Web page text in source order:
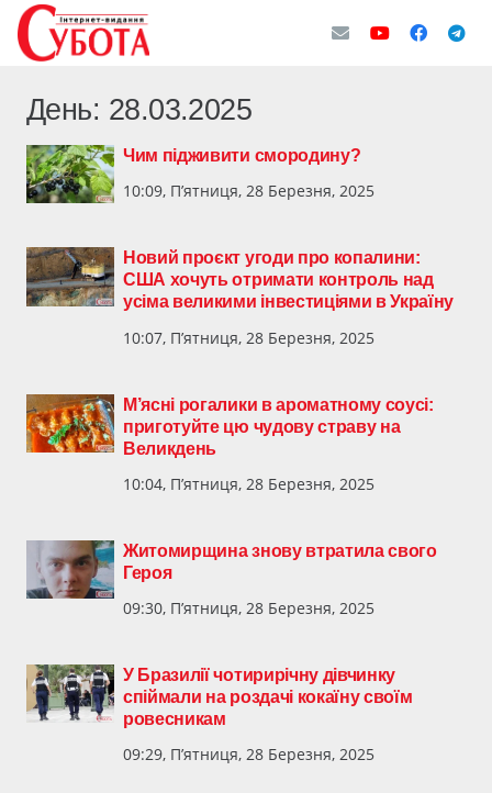
День: 28.03.2025
Чим підживити смородину?
10:09, П’ятниця, 28 Березня, 2025
Новий проєкт угоди про копалини:
США хочуть отримати контроль над
усіма великими інвестиціями в Україну
10:07, П’ятниця, 28 Березня, 2025
М’ясні рогалики в ароматному соусі:
приготуйте цю чудову страву на
Великдень
10:04, П’ятниця, 28 Березня, 2025
Житомирщина знову втратила свого
Героя
09:30, П’ятниця, 28 Березня, 2025
У Бразилії чотирирічну дівчинку
спіймали на роздачі кокаїну своїм
ровесникам
09:29, П’ятниця, 28 Березня, 2025